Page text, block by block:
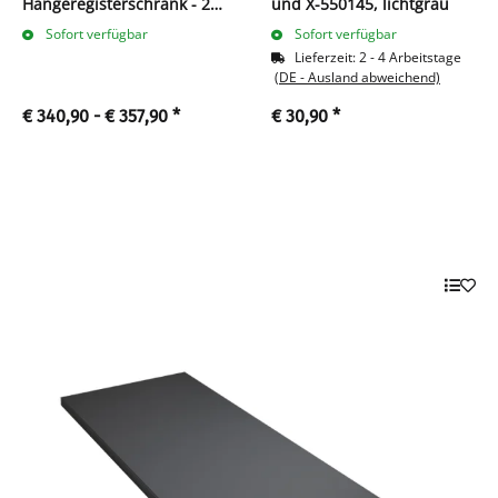
zweibahnige Schubladen
Sofort verfügbar
€ 340,90 -€ 357,90 *
Sofort verfügbar
Lieferzeit:2 - 4 Arbeitstage
(DE - Ausland abweichend)
€ 30,90 *